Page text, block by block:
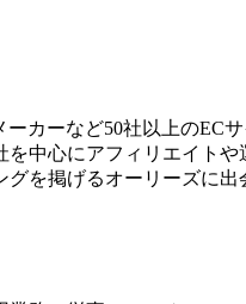
カーなど50社以上のEC
中心にアフィリエイト
を掲げるオーリーズに出